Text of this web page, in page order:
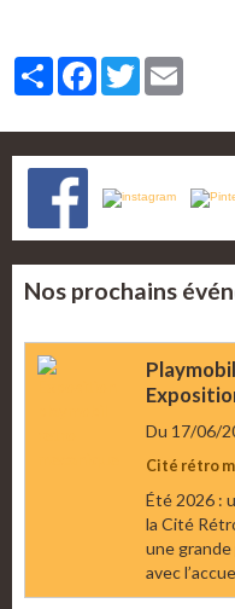
PartagerFacebook
Twitter
Nos prochains
Du 17/06/
Cité rétro
Été 2026 :
la Cité
une
avec